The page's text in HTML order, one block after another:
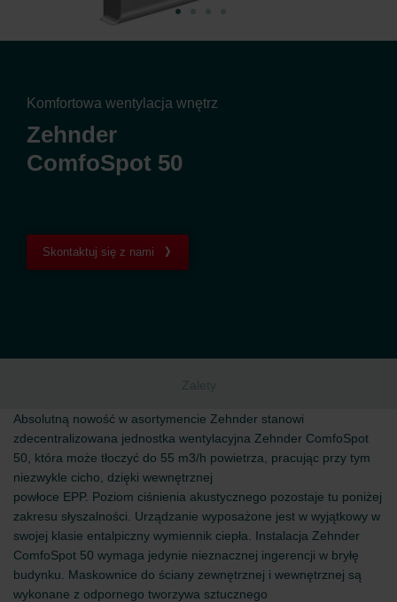
Komfortowa wentylacja wnętrz
Zehnder
ComfoSpot 50
Skontaktuj się z nami
Zalety
Absolutną nowość w asortymencie Zehnder stanowi
zdecentralizowana jednostka wentylacyjna Zehnder ComfoSpot
50, która może tłoczyć do 55 m3/h powietrza, pracując przy tym
niezwykle cicho, dzięki wewnętrznej
powłoce EPP. Poziom ciśnienia akustycznego pozostaje tu poniżej
zakresu słyszalności. Urządzanie wyposażone jest w wyjątkowy w
swojej klasie entalpiczny wymiennik ciepła. Instalacja Zehnder
ComfoSpot 50 wymaga jedynie nieznacznej ingerencji w bryłę
budynku. Maskownice do ściany zewnętrznej i wewnętrznej są
wykonane z odpornego tworzywa sztucznego